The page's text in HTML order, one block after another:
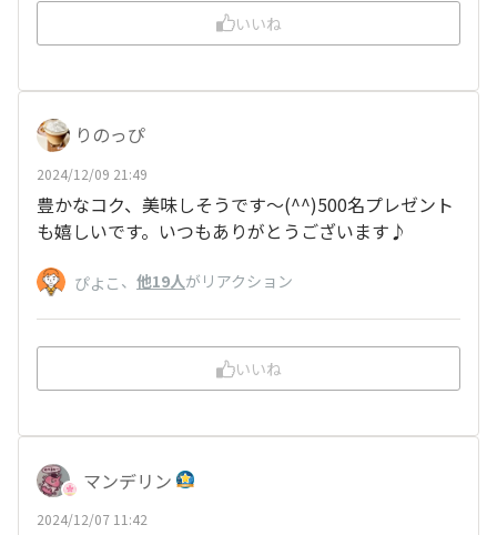
いいね
りのっぴ
2024/12/09 21:49
豊かなコク、美味しそうです～(^^)500名プレゼント
も嬉しいです。いつもありがとうございます♪
ぴよこ 、 他19人がリアクション
いいね
マンデリン
2024/12/07 11:42